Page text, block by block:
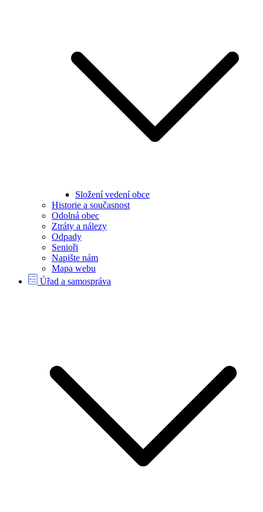
Složení vedení obce
Historie a současnost
Odolná obec
Ztráty a nálezy
Odpady
Senioři
Napište nám
Mapa webu
Úřad a samospráva